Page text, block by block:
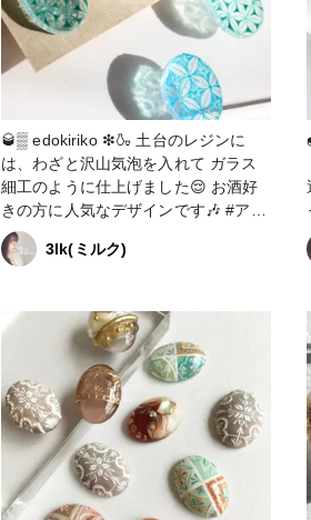
🥃▒ edokiriko ❇🍶 土台のレジンに
は、わざと沢山気泡を入れて ガラス
細工のように仕上げました😌 お酒好
きの方に人気なデザインです🎶 #アク
セサリー部 #販売中 #ピアス #イヤリ
ング #ネイルアクセサリー
3lk(ミルク)